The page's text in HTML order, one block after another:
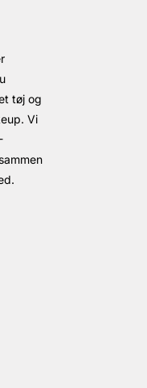
tøj og
Vi